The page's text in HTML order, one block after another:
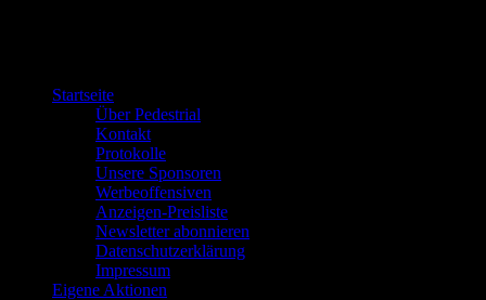
Startseite
Über Pedestrial
Kontakt
Protokolle
Unsere Sponsoren
Werbeoffensiven
Anzeigen-Preisliste
Newsletter abonnieren
Datenschutzerklärung
Impressum
Eigene Aktionen